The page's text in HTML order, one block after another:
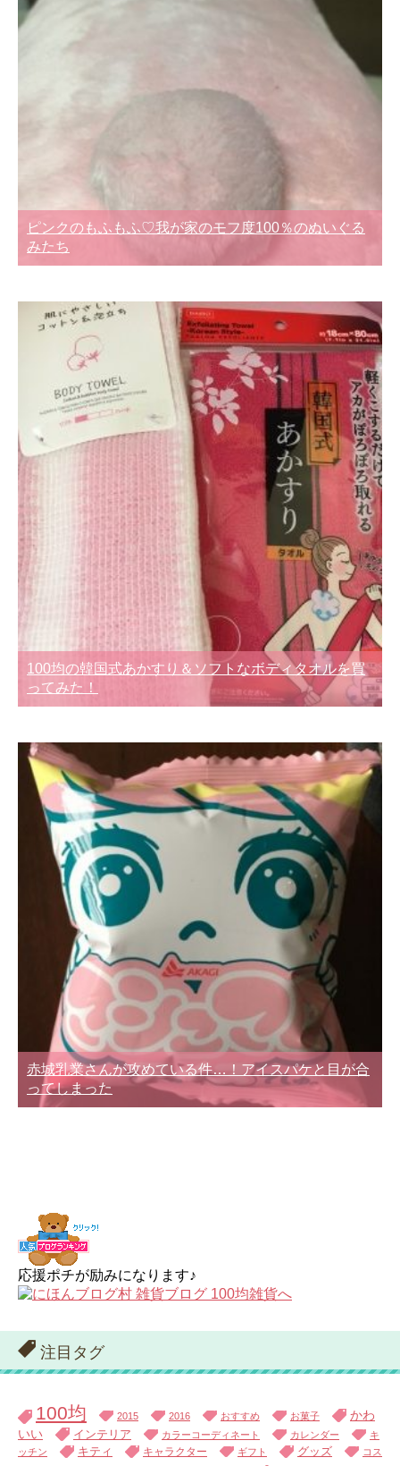
ピンクのもふもふ♡我が家のモフ度100％のぬいぐる
みたち
100均の韓国式あかすり＆ソフトなボディタオルを買
ってみた！
赤城乳業さんが攻めている件…！アイスパケと目が合
ってしまった
応援ポチが励みになります♪
注目タグ
100均 2015 2016 おすすめ お菓子
かわ
いい
インテリア カラーコーディネート カレンダー
キ
ッチン
キティ キャラクター ギフト グッズ コス